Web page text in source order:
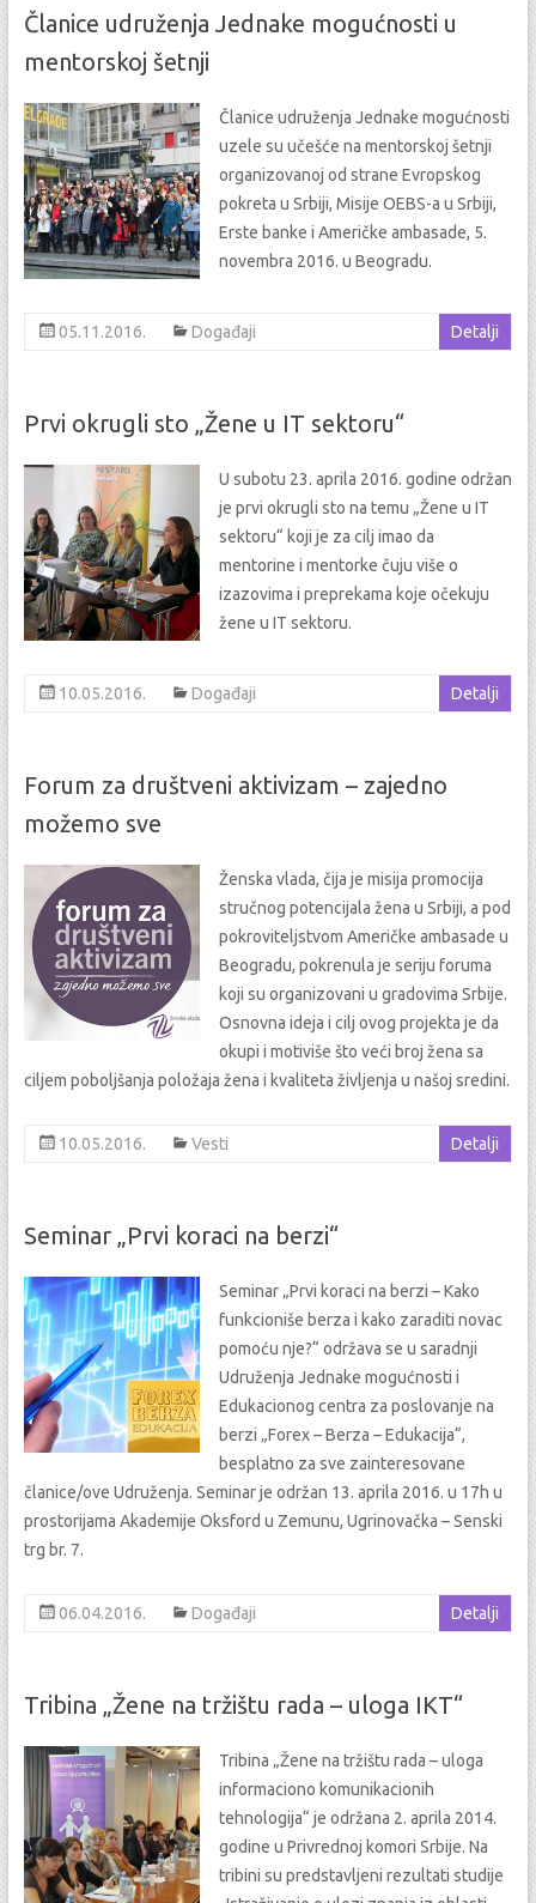
Članice udruženja Jednake mogućnosti u
mentorskoj šetnji
Članice udruženja Jednake mogućnosti
uzele su učešće na mentorskoj šetnji
organizovanoj od strane Evropskog
pokreta u Srbiji, Misije OEBS-a u Srbiji,
Erste banke i Američke ambasade, 5.
novembra 2016. u Beogradu.
05.11.2016. Događaji Detalji
Prvi okrugli sto „Žene u IT sektoru“
U subotu 23. aprila 2016. godine održan
je prvi okrugli sto na temu „Žene u IT
sektoru“ koji je za cilj imao da
mentorine i mentorke čuju više o
izazovima i preprekama koje očekuju
žene u IT sektoru.
10.05.2016. Događaji Detalji
Forum za društveni aktivizam – zajedno
možemo sve
Ženska vlada, čija je misija promocija
stručnog potencijala žena u Srbiji, a pod
pokroviteljstvom Američke ambasade u
Beogradu, pokrenula je seriju foruma
koji su organizovani u gradovima Srbije.
Osnovna ideja i cilj ovog projekta je da
okupi i motiviše što veći broj žena sa
ciljem poboljšanja položaja žena i kvaliteta življenja u našoj sredini.
10.05.2016. Vesti Detalji
Seminar „Prvi koraci na berzi“
Seminar „Prvi koraci na berzi – Kako
funkcioniše berza i kako zaraditi novac
pomoću nje?“ održava se u saradnji
Udruženja Jednake mogućnosti i
Edukacionog centra za poslovanje na
berzi „Forex – Berza – Edukacija“,
besplatno za sve zainteresovane
članice/ove Udruženja. Seminar je održan 13. aprila 2016. u 17h u
prostorijama Akademije Oksford u Zemunu, Ugrinovačka – Senski
trg br. 7.
06.04.2016. Događaji Detalji
Tribina „Žene na tržištu rada – uloga IKT“
Tribina „Žene na tržištu rada – uloga
informaciono komunikacionih
tehnologija“ je održana 2. aprila 2014.
godine u Privrednoj komori Srbije. Na
tribini su predstavljeni rezultati studije